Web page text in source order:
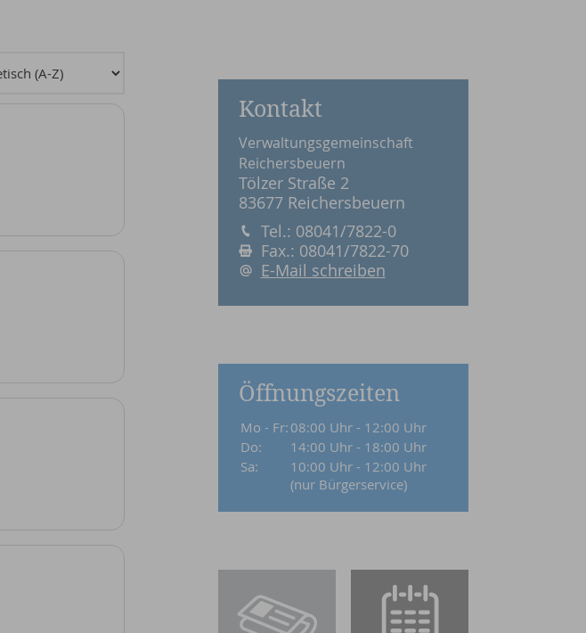
Kontakt
Verwaltungsgemeinschaft
Reichersbeuern
Tölzer Straße 2
83677 Reichersbeuern
Tel.: 08041/7822-0
Fax.: 08041/7822-70
E-Mail schreiben
Öffnungszeiten
Mo - Fr: 08:00 Uhr - 12:00 Uhr
Do:
14:00 Uhr - 18:00 Uhr
Sa:
10:00 Uhr - 12:00 Uhr
(nur Bürgerservice)